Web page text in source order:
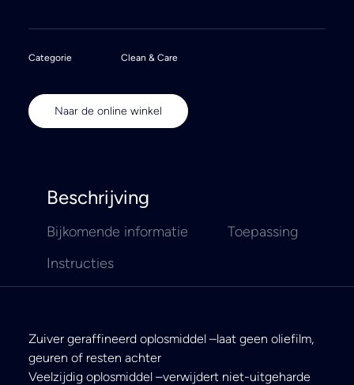
Categorie Clean & Care
Naar de online winkel
Beschrijving
Bijkomende informatie
Toepassing
Instructies
Zuiver geraffineerd oplosmiddel –laat geen oliefilm,
geuren of resten achter
Veelzijdig oplosmiddel –verwijdert niet-uitgeharde